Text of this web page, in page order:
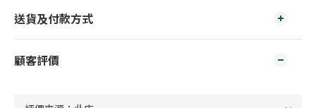
送貨及付款方式
顧客評價